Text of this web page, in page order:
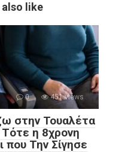
also like
0 451 views
στην Τουαλέτα
η 8χρονη
που Την Σίγησε